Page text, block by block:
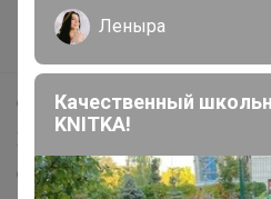
Новости
Поддержка альпак
Самое выгодное
Хиты продаж
Самое желанное
Леныра
Качественный
KNITKA!